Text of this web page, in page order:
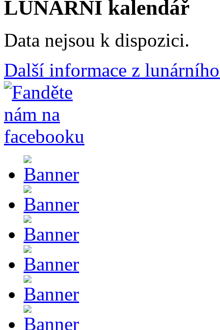
LUNÁRNÍ kalendář
Data nejsou k dispozici.
Další informace z